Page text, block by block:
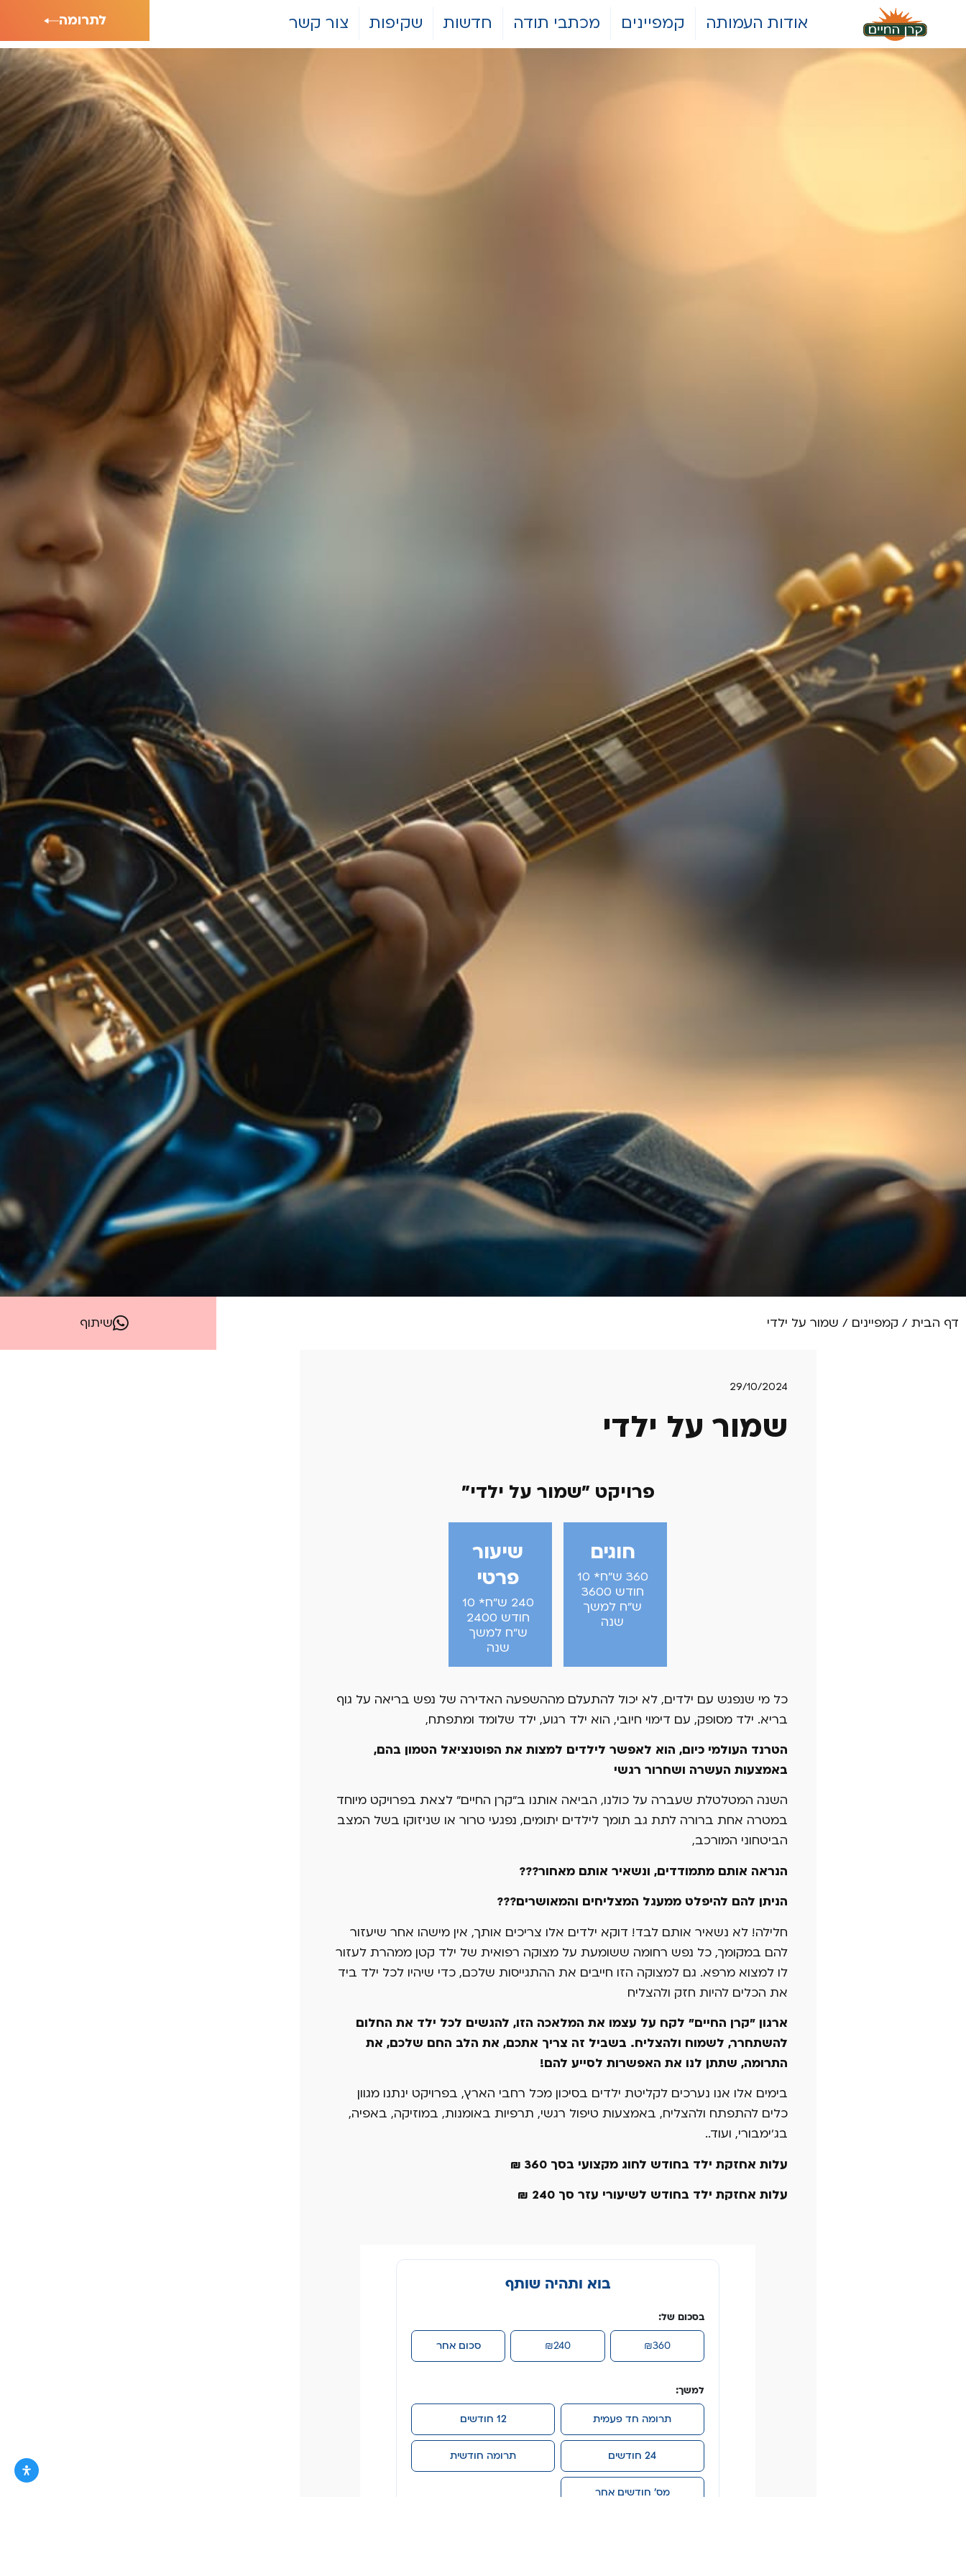
אודות העמותה קמפיינים מכתבי תודה חדשות שקיפות צור קשר לתרומה
דף הבית / קמפיינים / שמור על ילדי שיתוף
29/10/2024
שמור על ילדי
פרויקט "שמור על ילדי"
חוגים
360 ש"ח* 10
חודש 3600
ש"ח למשך
שנה
שיעור
פרטי
240 ש"ח* 10
חודש 2400
ש"ח למשך
שנה
כל מי שנפגש עם ילדים, לא יכול להתעלם מההשפעה האדירה של נפש בריאה על גוף
בריא. ילד מסופק, עם דימוי חיובי, הוא ילד רגוע, ילד שלומד ומתפתח,
הטרנד העולמי כיום, הוא לאפשר לילדים למצות את הפוטנציאל הטמון בהם,
באמצעות העשרה ושחרור רגשי
השנה המטלטלת שעברה על כולנו, הביאה אותנו ב"קרן החיים" לצאת בפרויקט מיוחד
במטרה אחת ברורה לתת גב תומך לילדים יתומים, נפגעי טרור או שניזוקו בשל המצב
הביטחוני המורכב,
הנראה אותם מתמודדים, ונשאיר אותם מאחור???
הניתן להם להיפלט ממעגל המצליחים והמאושרים???
חלילה! לא נשאיר אותם לבד! דוקא ילדים אלו צריכים אותך, אין מישהו אחר שיעזור
להם במקומך, כל נפש רחומה ששומעת על מצוקה רפואית של ילד קטן ממהרת לעזור
לו למצוא מרפא. גם למצוקה הזו חייבים את ההתגייסות שלכם, כדי שיהיו לכל ילד ביד
את הכלים להיות חזק ולהצליח
ארגון "קרן החיים" לקח על עצמו את המלאכה הזו, להגשים לכל ילד את החלום
להשתחרר, לשמוח ולהצליח. בשביל זה צריך אתכם, את הלב החם שלכם, את
התרומה, שתתן לנו את האפשרות לסייע להם!
בימים אלו אנו נערכים לקליטת ילדים בסיכון מכל רחבי הארץ, בפרויקט ינתנו מגוון
כלים להתפתח ולהצליח, באמצעות טיפול רגשי, תרפיות באומנות, במוזיקה, באפיה,
בג'ימבורי, ועוד..
עלות אחזקת ילד בחודש לחוג מקצועי בסך 360 ₪
עלות אחזקת ילד בחודש לשיעורי עזר סך 240 ₪